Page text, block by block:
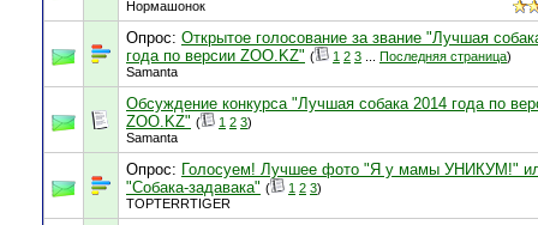
Нормашонок
Опрос: Открытое голосование за звание "Лучшая
года по версии ZOO.KZ" ( 1 2 3 Последняя страница)
Samanta
Обсуждение конкурса "Лучшая собака 2014 года по
ZOO.KZ" ( 1 2 3)
Samanta
Опрос: Голосуем! Лучшее фото "Я у мамы УНИКУМ!"
"Собака-задавака" ( 1 2 3)
TOPTERRTIGER